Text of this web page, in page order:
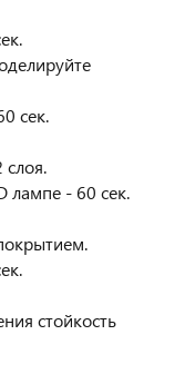
сек.
слоя.
лампе - 60 сек.
стойкость